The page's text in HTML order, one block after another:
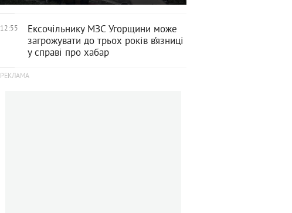
12:55
Ексочільнику МЗС Угорщини може
загрожувати до трьох років в’язниці
у справі про хабар